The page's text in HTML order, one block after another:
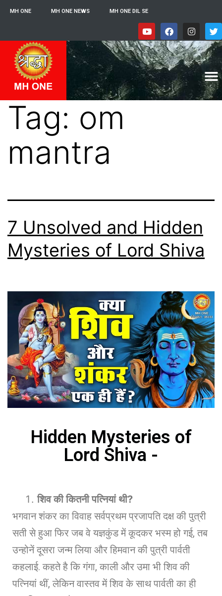
MH ONE MH ONE NEWS MH ONE DIL SE
Tag: om
mantra
7 Unsolved and Hidden
Mysteries of Lord Shiva
Hidden Mysteries of
Lord Shiva -
शिव की कितनी पत्नियां थी?
भगवान शंकर का विवाह सर्वप्रथम प्रजापति दक्ष की पुत्री
सती से हुआ फिर जब वे यज्ञकुंड में कूदकर भस्म हो गई, तब
उन्होनें दूसरा जन्म लिया और हिमवान की पुत्री पार्वती
कहलाई. कहते है कि गंगा, काली और उमा भी शिव की
पत्नियां थीं, लेकिन वास्तव में शिव के साथ पार्वती का ही